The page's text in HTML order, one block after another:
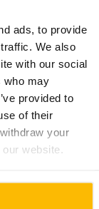
ads, to provide
We also
with our social
who may
provided to
of their
your
our website.
conçues
qui peut
dégustation.
profiter
Demandez